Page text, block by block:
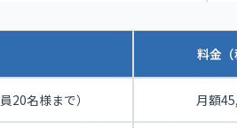
料金
20名様まで） 月額